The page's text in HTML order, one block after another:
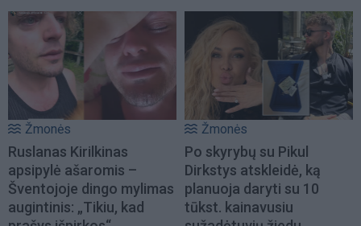
Žmonės
Ruslanas Kirilkinas
apsipylė ašaromis –
Šventojoje dingo mylimas
augintinis: „Tikiu, kad
Žmonės
Po skyrybų su Pikul
Dirkstys atskleidė, ką
planuoja daryti su 10
tūkst. kainavusiu